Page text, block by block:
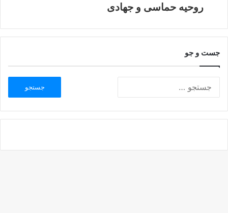
روحيه حماسی و جهادی
جست و جو